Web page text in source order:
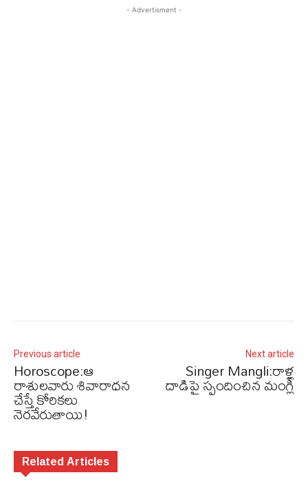
- Advertisment -
Previous article
Horoscope:ఆ
రాశులవారు శివారాధన
చేస్తే కోరికలు
నెరవేరుతాయి!
Next article
Singer Mangli:రాళ్ల
దాడిపై స్పందించిన మంగ్లీ
Related Articles